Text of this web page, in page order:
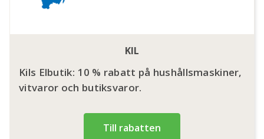
KIL
Kils Elbutik: 10 % rabatt på hushållsmaskiner,
vitvaror och butiksvaror.
Till rabatten